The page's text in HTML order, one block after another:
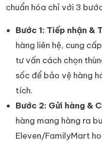
chuẩn hóa chỉ với 3
Bước 1: Tiếp nhận &
hàng liên hệ, cung
tư vấn cách chọn
sốc để bảo vệ hàng
tích.
Bước 2: Gửi hàng &
hàng mang hàng ra
Eleven/FamilyMart